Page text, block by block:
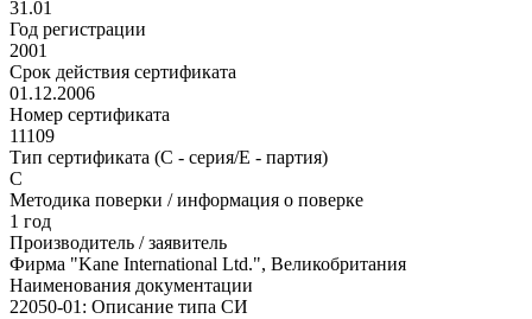
31.01
Год регистрации
2001
Срок действия сертификата
01.12.2006
Номер сертификата
11109
Тип сертификата (C - серия/E - партия)
С
Методика поверки / информация о поверке
1 год
Производитель / заявитель
Фирма "Kane International Ltd.", Великобритания
Наименования документации
22050-01: Описание типа СИ